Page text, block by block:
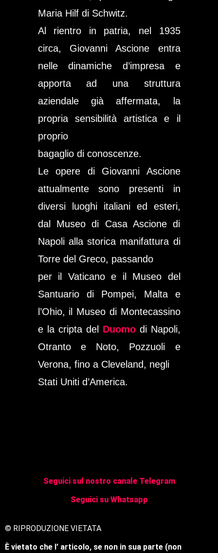
Maria Hilf di Schwitz.
Al rientro in patria, nel 1935
circa, Giovanni Ascione entra
nelle dinamiche d’impresa e
apporta ad una struttura
aziendale già affermata, la
propria sensibilità artistica e il
proprio
bagaglio di conoscenze.
Le opere di Giovanni Ascione
attualmente sono presenti in
diversi luoghi italiani ed esteri,
dal Museo di Casa Ascione di
Napoli alla storica manifattura di
Torre del Greco, passando
per il Vaticano e il Museo del
Santuario di Pompei, Malta e
l’Ohio, il Museo di Montecassino
e la cripta del Duomodi Napoli,
Otranto e Noto, Pozzuoli e
Verona, fino a Cleveland, negli
Stati Uniti d’America.
Seguici sul nostro canale Telegram
Seguici su Whatsapp
© RIPRODUZIONE VIETATA
È vietato che l’ articolo, se non in sua parte (non